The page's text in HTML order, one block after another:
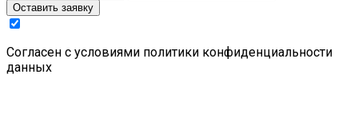
Оставить заявку
Cогласен с условиями политики конфиденциальности
данных